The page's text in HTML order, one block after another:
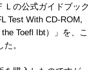
Ｌの公式ガイドブック
Test With CD-ROM,
Toefl Ibt）」を、こ
。